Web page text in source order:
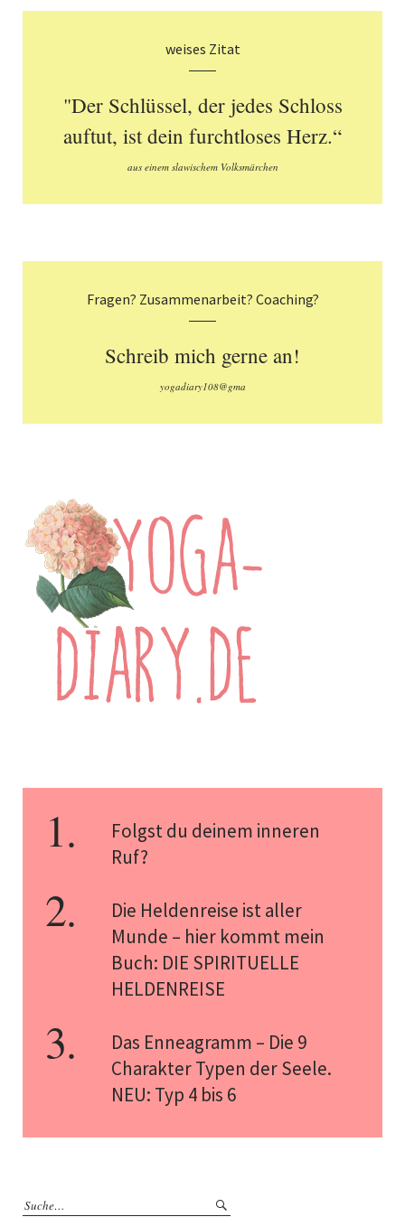
weises Zitat
"Der Schlüssel, der jedes Schloss
auftut, ist dein furchtloses Herz.“
aus einem slawischem Volksmärchen
Fragen? Zusammenarbeit? Coaching?
Schreib mich gerne an!
yogadiary108@gma
Folgst du deinem inneren
Ruf?
Die Heldenreise ist aller
Munde – hier kommt mein
Buch: DIE SPIRITUELLE
HELDENREISE
Das Enneagramm – Die 9
Charakter Typen der Seele.
NEU: Typ 4 bis 6